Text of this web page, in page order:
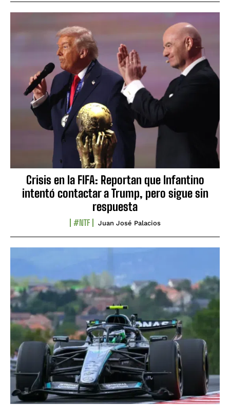
Crisis en la FIFA: Reportan que Infantino
intentó contactar a Trump, pero sigue sin
respuesta
#NTF Juan José Palacios